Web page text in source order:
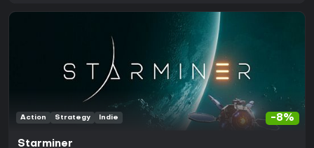
-8%
Action Strategy Indie
Starminer